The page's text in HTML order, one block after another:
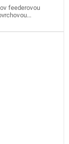
feederovou